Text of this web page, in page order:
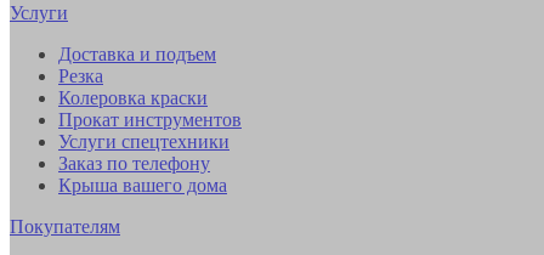
Услуги
Доставка и подъем
Резка
Колеровка краски
Прокат инструментов
Услуги спецтехники
Заказ по телефону
Крыша вашего дома
Покупателям